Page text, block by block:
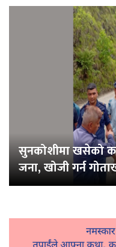
सुनकोशीमा खसेको
जना, खोजी गर्न